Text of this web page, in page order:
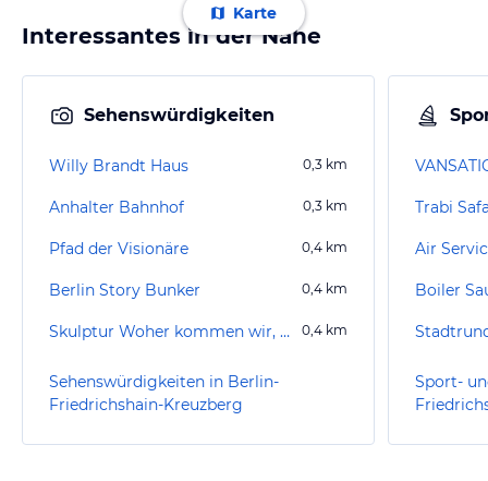
Karte
Interessantes in der Nähe
Sehenswürdigkeiten
Willy Brandt Haus 0,3 km
Anhalter Bahnhof 0,3 km
Pfad der Visionäre 0,4 km
Berlin Story Bunker 0,4 km
Skulptur Woher kommen wir, wohin gehen wir 0,4 km
Sehenswürdigkeiten in Berlin-
Friedrichshain-Kreuzberg
Trabi
Air
Boiler
Sport-